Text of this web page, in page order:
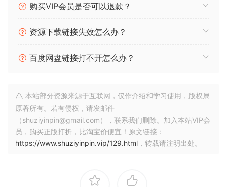
购买VIP会员是否可以退款？
资源下载链接失效怎么办？
百度网盘链接打不开怎么办？
本站部分资源来源于互联网，仅作介绍和学习使用，版权属
原著所有。若有侵权，请发邮件
（shuziyinpin@gmail.com），联系我们删除。加入本站VIP会
员，购买正版打折，比淘宝价便宜！原文链接：
https://www.shuziyinpin.vip/129.html ，转载请注明出处。